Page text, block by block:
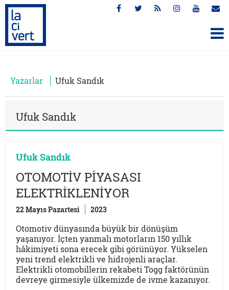
Yazarlar Ufuk Sandık
Ufuk Sandık
Ufuk Sandık
OTOMOTİV PİYASASI
ELEKTRİKLENİYOR
22 Mayıs Pazartesi 2023
Otomotiv dünyasında büyük bir dönüşüm
yaşanıyor. İçten yanmalı motorların 150 yıllık
hâkimiyeti sona erecek gibi görünüyor. Yükselen
yeni trend elektrikli ve hidrojenli araçlar.
Elektrikli otomobillerin rekabeti Togg faktörünün
devreye girmesiyle ülkemizde de ivme kazanıyor.